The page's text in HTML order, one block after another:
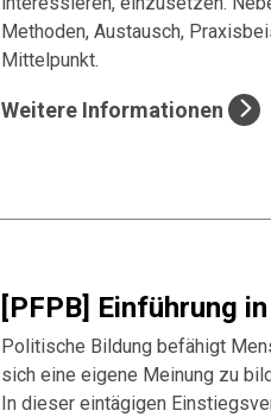
Methoden, Austausch,
Mittelpunkt.
Weitere Informationen
[PFPB] Einführung
Politische Bildung befähigt
sich eine eigene Meinung zu
In dieser eintägigen